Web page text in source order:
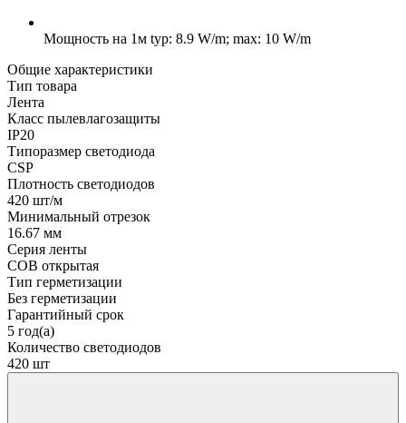
Мощность на 1м typ: 8.9 W/m; max: 10 W/m
Общие характеристики
Тип товара
Лента
Класс пылевлагозащиты
IP20
Типоразмер светодиода
CSP
Плотность светодиодов
420 шт/м
Минимальный отрезок
16.67 мм
Серия ленты
COB открытая
Тип герметизации
Без герметизации
Гарантийный срок
5 год(а)
Количество светодиодов
420 шт